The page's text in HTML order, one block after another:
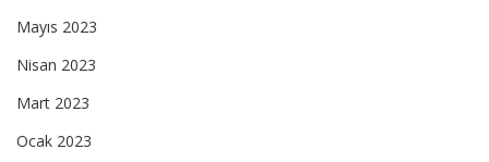
Mayıs 2023
Nisan 2023
Mart 2023
Ocak 2023